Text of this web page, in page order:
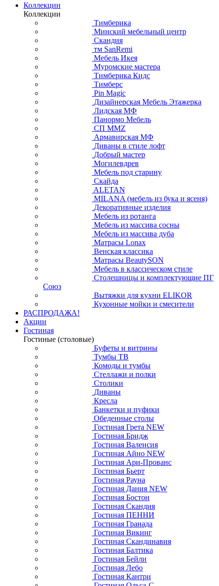
Коллекции
Коллекции
Тимберика
Минский мебельный центр
Скандия
тм SanRemi
Мебель Икея
Муромские мастера
Тимберика Кидс
Тимберс
Pin Magic
Дизайнерская Мебель Этажерка
Лидская МФ
Панормо Мебель
СП ММZ
Армавирская МФ
Диваны в стиле лофт
Добрый мастер
Могилевдрев
Мебель под старину
Скайда
ALETAN
MILANA (мебель из бука и ясеня)
Декоративные изделия
Мебель из ротанга
Мебель из массива сосны
Мебель из массива дуба
Матрасы Lonax
Венская классика
Матрасы BeautySON
Мебель в классическом стиле
Столешницы и комплектующие ПГ
Союз
Вытяжки для кухни ELIKOR
Кухонные мойки и смесители
РАСПРОДАЖА!
Акции
Гостиная
Гостиные (столовые)
Буфеты и витрины
Тумбы ТВ
Комоды и тумбы
Стеллажи и полки
Столики
Диваны
Кресла
Банкетки и пуфики
Обеденные столы
Гостиная Грета NEW
Гостиная Бридж
Гостиная Валенсия
Гостиная Айно NEW
Гостиная Ари-Прованс
Гостиная Бьерт
Гостиная Рауна
Гостиная Дания NEW
Гостиная Бостон
Гостиная Скандия
Гостиная ПЕННИ
Гостиная Гранада
Гостиная Викинг
Гостиная Скандинавия
Гостиная Балтика
Гостиная Бейли
Гостиная Лебо
Гостиная Кантри